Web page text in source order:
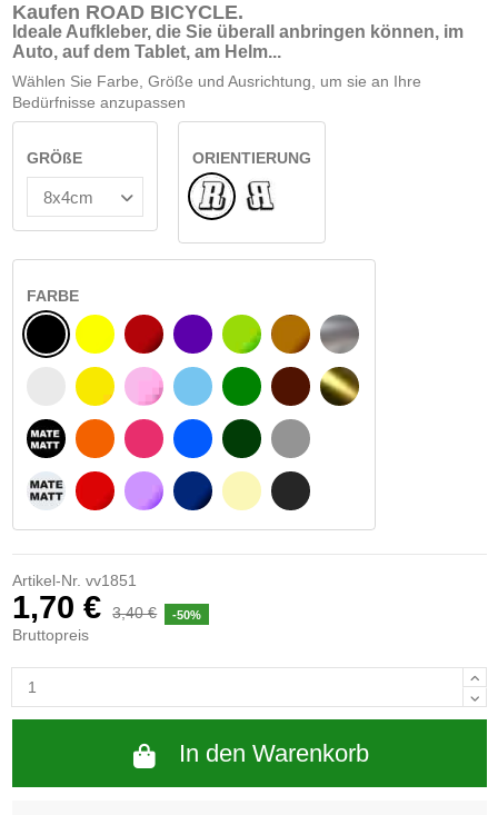
Kaufen ROAD BICYCLE.
Ideale Aufkleber, die Sie überall anbringen können, im
Auto, auf dem Tablet, am Helm...
Wählen Sie Farbe, Größe und Ausrichtung, um sie an Ihre
Bedürfnisse anzupassen
GRÖßE
ORIENTIERUNG
NormaleUmgedreht
FARBE
SCHWARZ
WEIß
MATTSCHWARZ
MATTWEIß
GELB
GELBES SIGNAL
ORANGE
ROT
BURGUND
ROSE
FUCHSIA
LILA
VIOLETT
HELLBLAU
BLAU
DUNKELBLAU
HELLGRÜN
GRÜN
DUNKELGRÜN
BEIGE
HASELNUSS
DUNKELBRAUN
HELLGRAU
DUNKELGRAU
SILBER
GOLD
Artikel-Nr. vv1851
1,70 € 3,40 € -50%
Bruttopreis
In den Warenkorb